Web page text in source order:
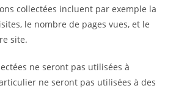
collectées incluent par exemple la
le nombre de pages vues, et le
site.
ne seront pas utilisées à
ne seront pas utilisées à des